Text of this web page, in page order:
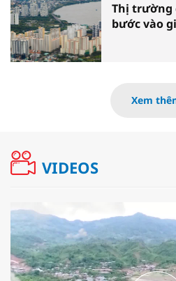
Thị trường
bước vào
Xem
VIDEOS